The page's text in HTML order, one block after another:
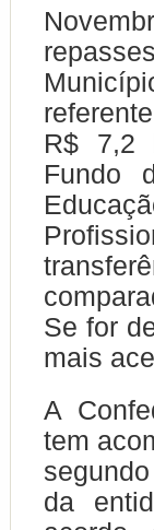
R$ 7,2
Fundo
Se for
mais
A
tem
da